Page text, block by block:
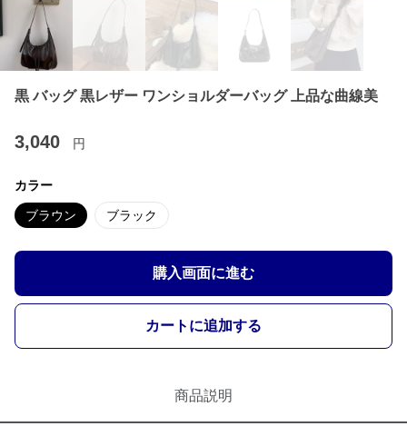
黒 バッグ 黒レザー ワンショルダーバッグ 上品な曲線美
3,040 円
カラー
ブラウン ブラック
購入画面に進む
カートに追加する
商品説明